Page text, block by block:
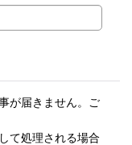
が届きません。ご
て処理される場合